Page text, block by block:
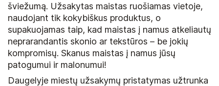
šviežumą. Užsakytas maistas ruošiamas vietoje,
naudojant tik kokybiškus produktus, o
supakuojamas taip, kad maistas į namus atkeliautų
neprarandantis skonio ar tekstūros – be jokių
kompromisų. Skanus maistas į namus jūsų
patogumui ir malonumui!
Daugelyje miestų užsakymų pristatymas užtrunka